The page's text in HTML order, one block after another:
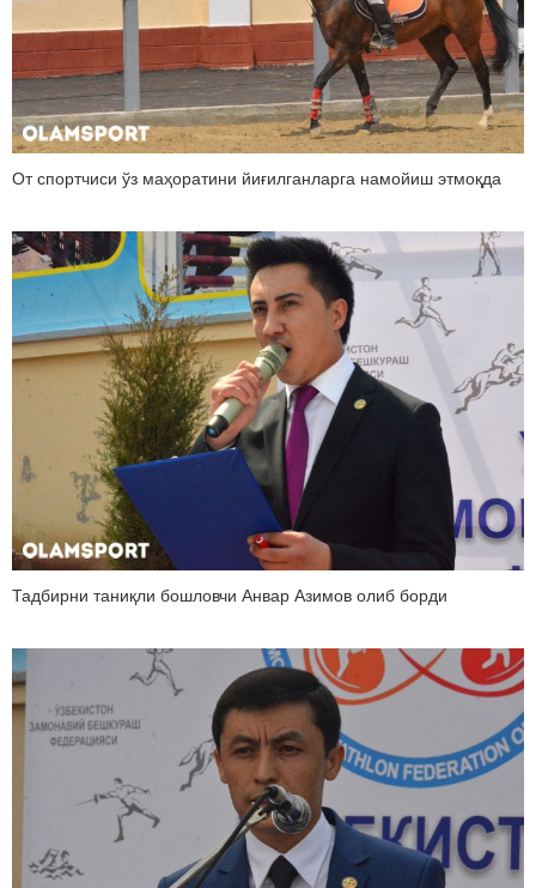
От спортчиси ўз маҳоратини йиғилганларга намойиш этмоқда
Тадбирни таниқли бошловчи Анвар Азимов олиб борди